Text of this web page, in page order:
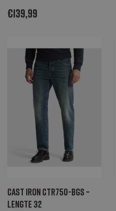
€139,99
Cast Iron CTR750-BGS –
lengte 32